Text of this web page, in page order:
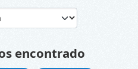
encontrado